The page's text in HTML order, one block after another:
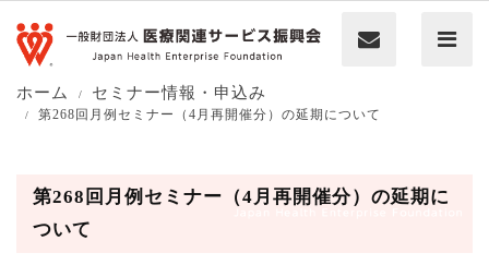
ホーム セミナー情報・申込み
第268回月例セミナー（4月再開催分）の延期について
第268回月例セミナー（4月再開催分）の延期に
ついて